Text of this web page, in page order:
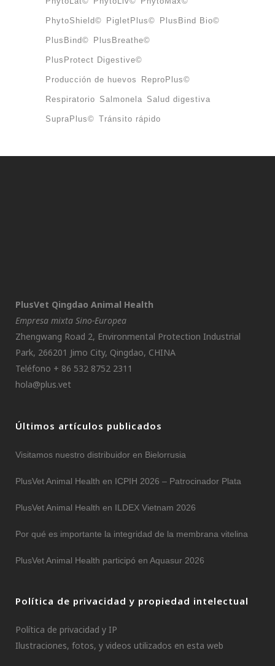
PhytoShield© PigletPlus© PlusBind Bio©
PlusBind© PlusBreathe©
PlusProtect Digestive©
Producción de huevos ReproPlus©
Respiratorio Salmonela Salud digestiva
SupraPlus© Tránsito rápido
PlusVet Qingdao Animal Health
Empresa mixta Sino-Europea
Zhengwang Road 2, Environmental Protection Industrial
Park, 266201 Jimo City, Qingdao, CHINA
Teléfono + 86 532 8752 2311
hola@plus.vet
Últimos artículos publicados
Visitamos nuestro distribuidor en Bielorrusia
PlusVet Animal Health en ICPIH 2026 – Patrocinador Plata
PlusVet Animal Health en ILDEX Vietnam 2026
Por qué es importante la integridad de la membrana vitelina
PlusVet Animal Health participó en Aquasur 2026
Política de privacidad y propiedad intelectual
Política de privacidad y IP
Ilustraciones, fotos, y videos utilizados en esta web